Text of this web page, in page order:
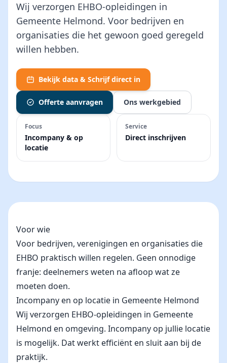
Wij verzorgen EHBO-opleidingen in
Gemeente Helmond. Voor bedrijven en
organisaties die het gewoon goed geregeld
willen hebben.
Bekijk data & Schrijf direct in
Offerte aanvragen Ons werkgebied
Focus
Incompany & op
locatie
Service
Direct inschrijven
Voor wie
Voor bedrijven, verenigingen en organisaties die
EHBO praktisch willen regelen. Geen onnodige
franje: deelnemers weten na afloop wat ze
moeten doen.
Incompany en op locatie in Gemeente Helmond
Wij verzorgen EHBO-opleidingen in Gemeente
Helmond en omgeving. Incompany op jullie locatie
is mogelijk. Dat werkt efficiënt en sluit aan bij de
praktijk.